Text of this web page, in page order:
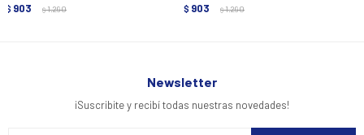
$ 903 $ 1.290 $ 903 $ 1.290
Newsletter
¡Suscribite y recibí todas nuestras novedades!